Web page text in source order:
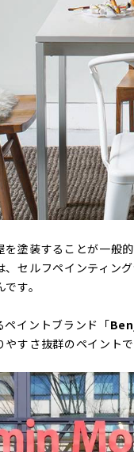
塗装することが一般
セルフペインティン
す。
ペイントブランド「
すさ抜群のペイントで